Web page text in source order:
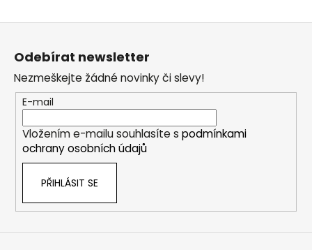
Z
Odebírat newsletter
Nezmeškejte žádné novinky či slevy!
E-mail
Vložením e-mailu souhlasíte s podmínkami
ochrany osobních údajů
PŘIHLÁSIT SE